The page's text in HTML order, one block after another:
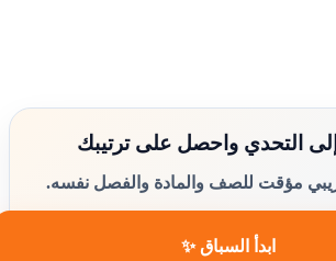
التحدي واحصل على ترتيبك
مؤقت للصف والمادة والفصل نفسه.
ابدأ السباق ✨